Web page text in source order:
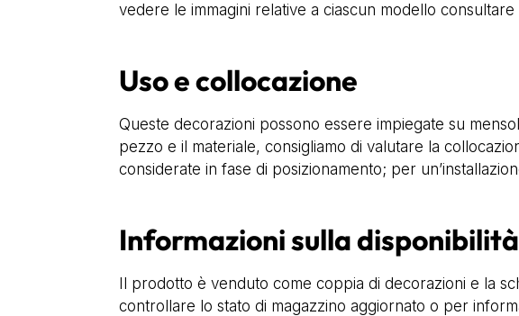
vedere le immagini relative a ciascun modello
Uso e collocazione
Queste decorazioni possono essere impiegate su
pezzo e il materiale, consigliamo di valutare la
considerate in fase di posizionamento; per
Informazioni sulla disponibilità
Il prodotto è venduto come coppia di decorazioni e la
controllare lo stato di magazzino aggiornato o per